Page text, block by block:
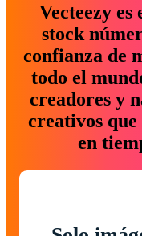
Vecteezy es
stock
confianza de
todo el
creadores y
creativos
en